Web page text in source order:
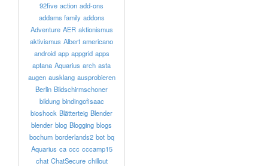
92five action add-ons
addams family addons
Adventure AER aktionismus
aktivismus Albert americano
android app appgrid apps
aptana Aquarius arch asta
augen ausklang ausprobieren
Berlin Bildschirmschoner
bildung bindingofisaac
bioshock Blätterteig Blender
blender blog Blogging blogs
bochum borderlands2 bot bq
Aquarius ca ccc cccamp15
chat ChatSecure chillout